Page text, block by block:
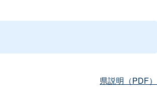
県説明（PDF）